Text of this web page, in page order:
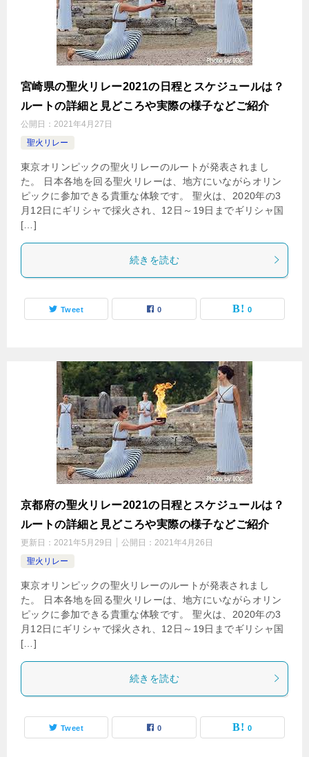
宮崎県の聖火リレー2021の日程とスケジュールは？
ルートの詳細と見どころや実際の様子などご紹介
公開日： 2021年4月27日
聖火リレー
東京オリンピックの聖火リレーのルートが発表されまし
た。 日本各地を回る聖火リレーは、地方にいながらオリン
ピックに参加できる貴重な体験です。 聖火は、2020年の3
月12日にギリシャで採火され、12日～19日までギリシャ国
[…]
続きを読む
Tweet 0 0
京都府の聖火リレー2021の日程とスケジュールは？
ルートの詳細と見どころや実際の様子などご紹介
更新日： 2021年5月29日 公開日： 2021年4月26日
聖火リレー
東京オリンピックの聖火リレーのルートが発表されまし
た。 日本各地を回る聖火リレーは、地方にいながらオリン
ピックに参加できる貴重な体験です。 聖火は、2020年の3
月12日にギリシャで採火され、12日～19日までギリシャ国
[…]
続きを読む
Tweet 0 0